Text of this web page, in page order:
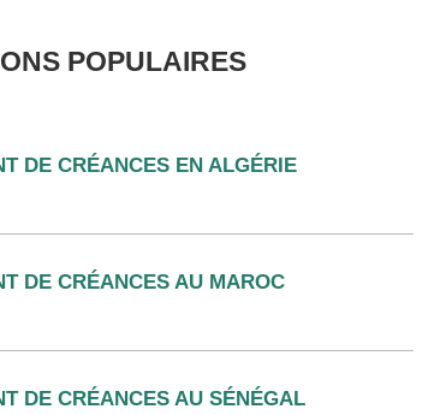
POPULAIRES
DE CRÉANCES EN ALGÉRIE
DE CRÉANCES AU MAROC
DE CRÉANCES AU SÉNÉGAL